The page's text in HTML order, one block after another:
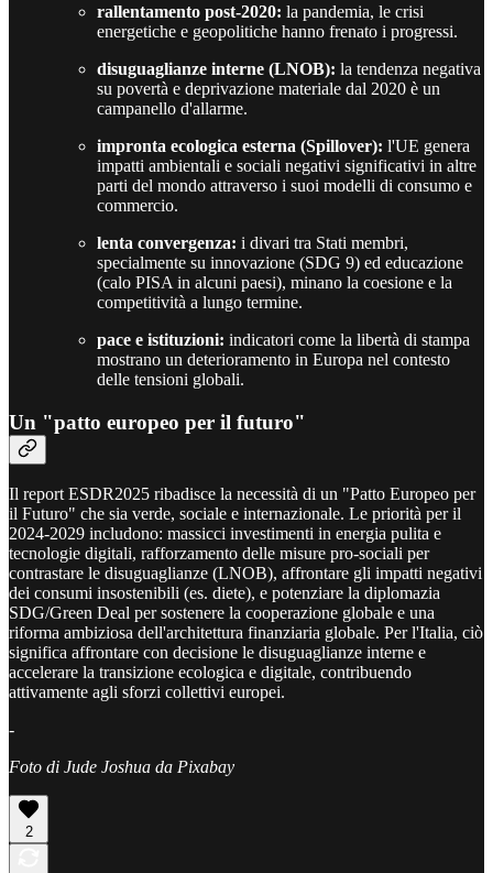
rallentamento post-2020: la pandemia, le crisi
energetiche e geopolitiche hanno frenato i progressi.
disuguaglianze interne (LNOB): la tendenza negativa
su povertà e deprivazione materiale dal 2020 è un
campanello d'allarme.
impronta ecologica esterna (Spillover): l'UE genera
impatti ambientali e sociali negativi significativi in altre
parti del mondo attraverso i suoi modelli di consumo e
commercio.
lenta convergenza: i divari tra Stati membri,
specialmente su innovazione (SDG 9) ed educazione
(calo PISA in alcuni paesi), minano la coesione e la
competitività a lungo termine.
pace e istituzioni: indicatori come la libertà di stampa
mostrano un deterioramento in Europa nel contesto
delle tensioni globali.
Un "patto europeo per il futuro"
Il report ESDR2025 ribadisce la necessità di un "Patto Europeo per
il Futuro" che sia verde, sociale e internazionale. Le priorità per il
2024-2029 includono: massicci investimenti in energia pulita e
tecnologie digitali, rafforzamento delle misure pro-sociali per
contrastare le disuguaglianze (LNOB), affrontare gli impatti negativi
dei consumi insostenibili (es. diete), e potenziare la diplomazia
SDG/Green Deal per sostenere la cooperazione globale e una
riforma ambiziosa dell'architettura finanziaria globale. Per l'Italia, ciò
significa affrontare con decisione le disuguaglianze interne e
accelerare la transizione ecologica e digitale, contribuendo
attivamente agli sforzi collettivi europei.
-
Foto di Jude Joshua da Pixabay
2